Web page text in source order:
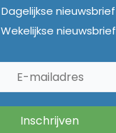
Dagelijkse nieuwsbrief
Wekelijkse nieuwsbrief